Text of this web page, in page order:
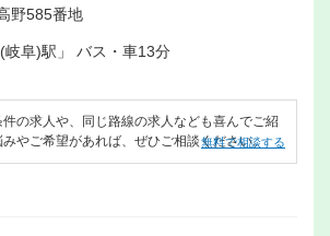
野585番地
岐阜)駅」 バス・車13分
の求人や、同じ路線の求人なども喜んでご紹
やご希望があれば、ぜひご相談ください。
無料で相談する